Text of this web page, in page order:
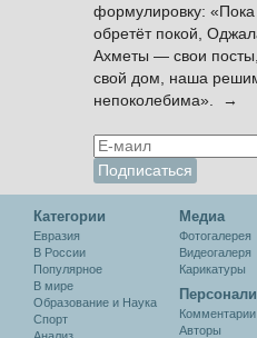
формулировку:
обретёт покой,
Ахметы — свои
свой дом, наша
непоколебима». →
Категории
Евразия
В России
Популярное
В мире
Образование и Наука
Спорт
Медиа
Фотогалерея
Видеогалеря
Карикатуры
Комментарии
Авторы